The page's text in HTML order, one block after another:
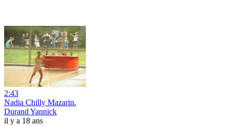
2:43
Nadia Chilly Mazarin.
Durand Yannick
il y a 18 ans